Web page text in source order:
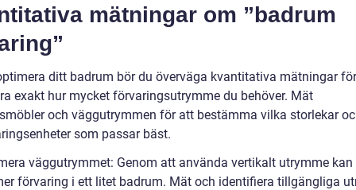
mätningar om ”badrum
ditt badrum bör du överväga kvantitativa mätningar
exakt hur mycket förvaringsutrymme du behöver. Mät
och väggutrymmen för att bestämma vilka storlekar
som passar bäst.
väggutrymmet: Genom att använda vertikalt utrymme kan
förvaring i ett litet badrum. Mät och identifiera tillgängliga